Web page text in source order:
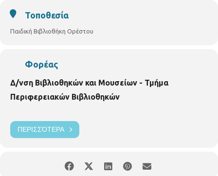
Τοποθεσία
Παιδική Βιβλιοθήκη Ορέστου
Φορέας
Δ/νση Βιβλιοθηκών και Μουσείων - Τμήμα
Περιφερειακών Βιβλιοθηκών
ΠΕΡΙΣΣΌΤΕΡΑ